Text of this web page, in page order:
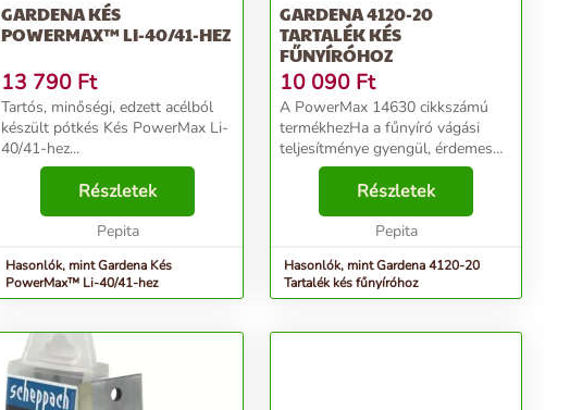
GARDENA KÉS
POWERMAX™ LI-40/41-HEZ
13 790 Ft
Tartós, minőségi, edzett acélból
készült pótkés Kés PowerMax Li-
40/41-hez...
Részletek
Pepita
Hasonlók, mint Gardena Kés
PowerMax™ Li-40/41-hez
GARDENA 4120-20
TARTALÉK KÉS
FŰNYÍRÓHOZ
10 090 Ft
A PowerMax 14630 cikkszámú
termékhezHa a fűnyíró vágási
teljesítménye gyengül, érdemes
kést cserélni: tartós, minőségi,
edzett acélból készült késeink
precízen és egyenesen vágják le a
füvet. Vágási s...
Részletek
Pepita
Hasonlók, mint Gardena 4120-20
Tartalék kés fűnyíróhoz